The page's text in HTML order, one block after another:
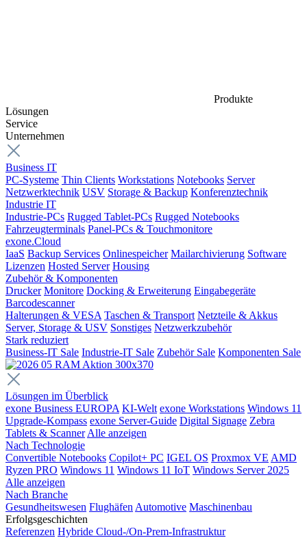
Produkte
Lösungen
Service
Unternehmen
Business IT
PC-Systeme Thin Clients Workstations Notebooks Server
Netzwerktechnik USV Storage & Backup Konferenztechnik
Industrie IT
Industrie-PCs Rugged Tablet-PCs Rugged Notebooks
Fahrzeugterminals Panel-PCs & Touchmonitore
exone.Cloud
IaaS Backup Services Onlinespeicher Mailarchivierung Software
Lizenzen Hosted Server Housing
Zubehör & Komponenten
Drucker Monitore Docking & Erweiterung Eingabegeräte
Barcodescanner
Halterungen & VESA Taschen & Transport Netzteile & Akkus
Server, Storage & USV Sonstiges Netzwerkzubehör
Stark reduziert
Business-IT Sale Industrie-IT Sale Zubehör Sale Komponenten Sale
Lösungen im Überblick
exone Business EUROPA KI-Welt exone Workstations Windows 11
Upgrade-Kompass exone Server-Guide Digital Signage Zebra
Tablets & Scanner Alle anzeigen
Nach Technologie
Convertible Notebooks Copilot+ PC IGEL OS Proxmox VE AMD
Ryzen PRO Windows 11 Windows 11 IoT Windows Server 2025
Alle anzeigen
Nach Branche
Gesundheitswesen Flughäfen Automotive Maschinenbau
Erfolgsgeschichten
Referenzen Hybride Cloud-/On-Prem-Infrastruktur